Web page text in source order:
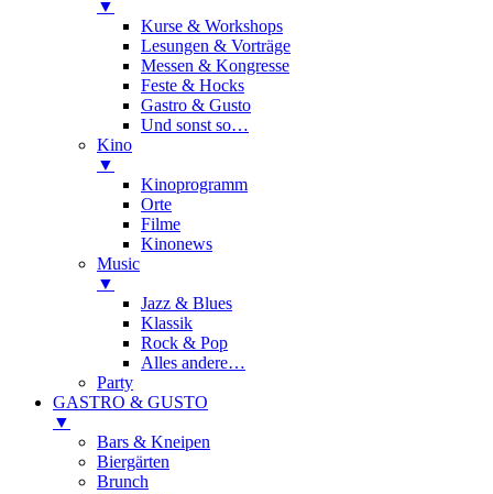
▼
Kurse & Workshops
Lesungen & Vorträge
Messen & Kongresse
Feste & Hocks
Gastro & Gusto
Und sonst so…
Kino
▼
Kinoprogramm
Orte
Filme
Kinonews
Music
▼
Jazz & Blues
Klassik
Rock & Pop
Alles andere…
Party
GASTRO & GUSTO
▼
Bars & Kneipen
Biergärten
Brunch